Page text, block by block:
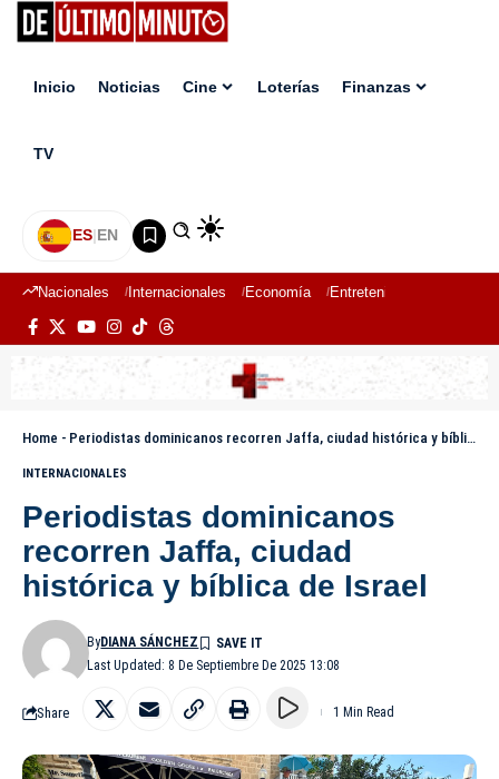
Inicio Noticias Cine Loterías Finanzas
TV
ES|EN
Nacionales Internacionales Economía Entretenimiento
Home - Periodistas dominicanos recorren Jaffa, ciudad histórica y bíblica de Israel
INTERNACIONALES
Periodistas dominicanos
recorren Jaffa, ciudad
histórica y bíblica de Israel
Last Updated: 8 De Septiembre De 2025 13:08
ByDIANA SÁNCHEZ
Share 1 Min Read